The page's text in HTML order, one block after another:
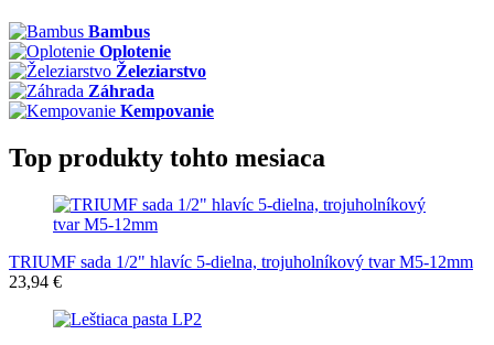
Bambus
Oplotenie
Železiarstvo
Záhrada
Kempovanie
Top produkty tohto mesiaca
TRIUMF sada 1/2" hlavíc 5-dielna, trojuholníkový tvar M5-12mm
23,94 €